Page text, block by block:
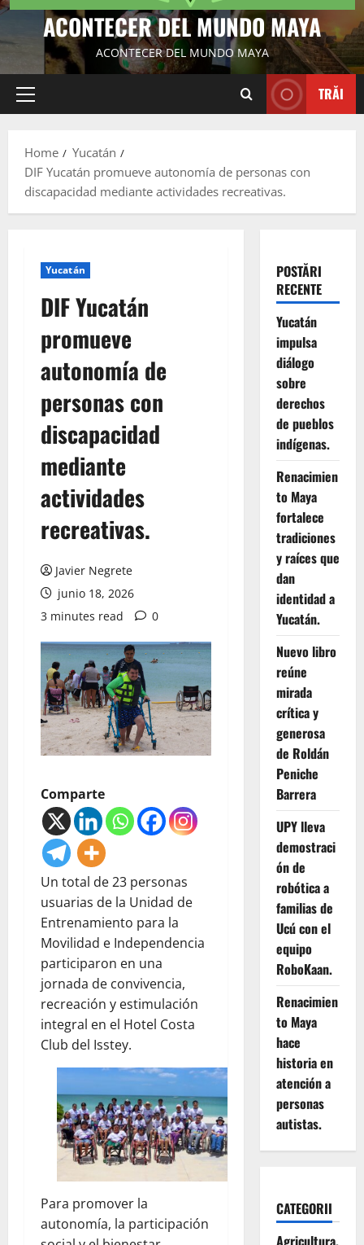
ACONTECER DEL MUNDO MAYA
ACONTECER DEL MUNDO MAYA
Primary
TRĂI
Home
Yucatán
DIF Yucatán promueve autonomía de personas con
discapacidad mediante actividades recreativas.
Yucatán
DIF Yucatán
promueve
autonomía de
personas con
discapacidad
mediante
actividades
recreativas.
Javier Negrete
junio 18, 2026
3 minutes read
0
Comparte
Un total de 23 personas
usuarias de la Unidad de
Entrenamiento para la
Movilidad e Independencia
participaron en una
jornada de convivencia,
recreación y estimulación
integral en el Hotel Costa
Club del Isstey.
Para promover la
autonomía, la participación
POSTĂRI
RECENTE
Yucatán
impulsa
diálogo
sobre
derechos
de pueblos
indígenas.
Renacimien
to Maya
fortalece
tradiciones
y raíces que
dan
identidad a
Yucatán.
Nuevo libro
reúne
mirada
crítica y
generosa
de Roldán
Peniche
Barrera
UPY lleva
demostraci
ón de
robótica a
familias de
Ucú con el
equipo
RoboKaan.
Renacimien
to Maya
hace
historia en
atención a
personas
autistas.
CATEGORII
Agricultura,